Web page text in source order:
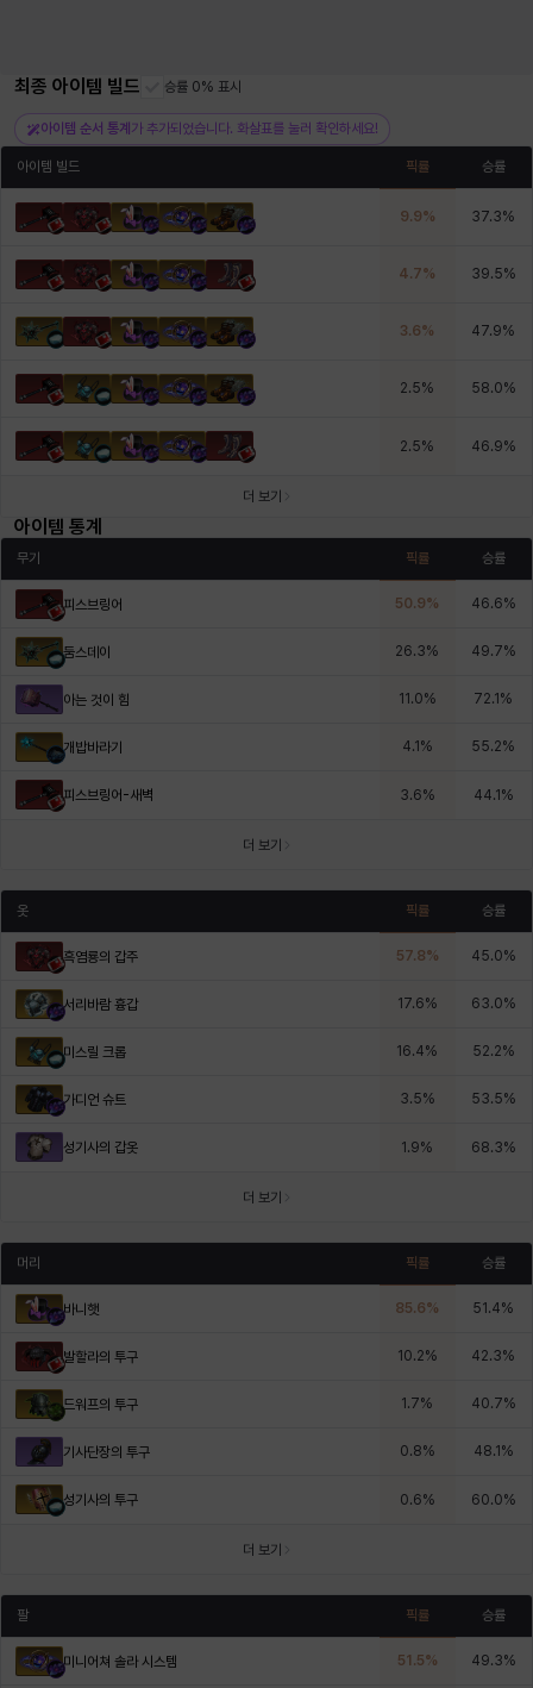
최종 아이템 빌드 승률 0% 표시
아이템 순서 통계 가 추가되었습니다. 화살표를 눌러 확인하세요!
아이템 빌드 픽률 승률
9.9% 37.3%
4.7% 39.5%
3.6% 47.9%
2.5% 58.0%
2.5% 46.9%
더 보기
아이템 통계
무기 픽률 승률
피스브링어 50.9% 46.6%
둠스데이 26.3% 49.7%
아는 것이 힘 11.0% 72.1 %
개밥바라기 4.1 % 55.2%
피스브링어-새벽 3.6% 44.1 %
더 보기
옷 픽률 승률
흑염룡의 갑주 57.8% 45.0%
서리바람 흉갑 17.6% 63.0%
미스릴 크롭 16.4% 52.2%
가디언 슈트 3.5% 53.5%
성기사의 갑옷 1.9% 68.3%
더 보기
머리 픽률 승률
바니햇 85.6% 51.4%
발할라의 투구 10.2% 42.3%
드워프의 투구 1.7% 40.7%
기사단장의 투구 0.8% 48.1 %
성기사의 투구 0.6% 60.0%
더 보기
팔 픽률 승률
미니어쳐 솔라 시스템 51.5% 49.3%